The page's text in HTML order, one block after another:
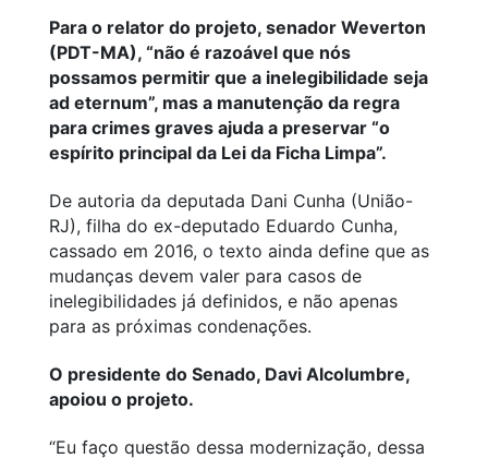
Para o relator do projeto, senador Weverton
(PDT-MA), “não é razoável que nós
possamos permitir que a inelegibilidade seja
ad eternum”, mas a manutenção da regra
para crimes graves ajuda a preservar “o
espírito principal da Lei da Ficha Limpa”.
De autoria da deputada Dani Cunha (União-
RJ), filha do ex-deputado Eduardo Cunha,
cassado em 2016, o texto ainda define que as
mudanças devem valer para casos de
inelegibilidades já definidos, e não apenas
para as próximas condenações.
O presidente do Senado, Davi Alcolumbre,
apoiou o projeto.
“Eu faço questão dessa modernização, dessa